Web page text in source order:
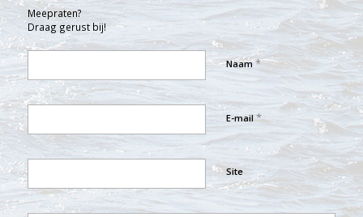
Meepraten?
Draag gerust bij!
Naam*
E-mail*
Site